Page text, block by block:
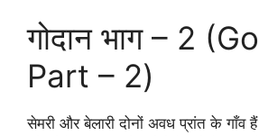
गोदान भाग – 2
Part – 2)
सेमरी और बेलारी दोनों अवध प्रांत के गाँव